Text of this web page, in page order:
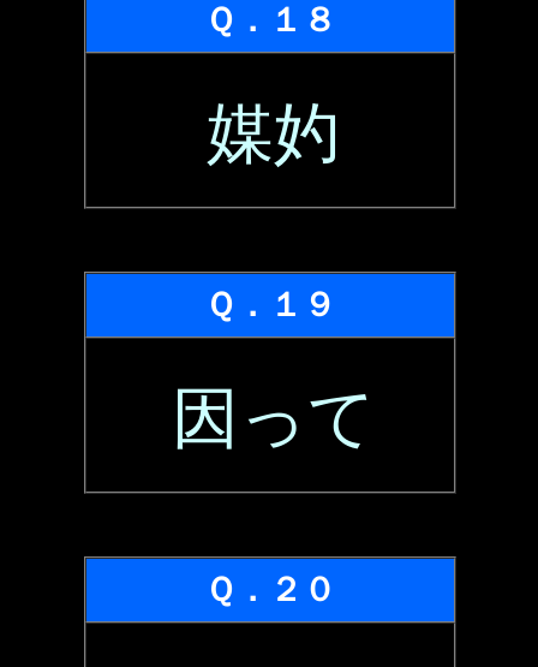
Ｑ．１８
媒妁
Ｑ．１９
因って
Ｑ．２０